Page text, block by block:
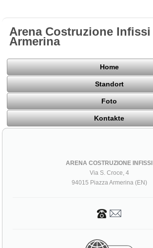
Arena Costruzione Infissi
Armerina
Home
Standort
Foto
Kontakte
ARENA COSTRUZIONE INFISSI
Via S. Croce, 4
94015 Piazza Armerina (EN)